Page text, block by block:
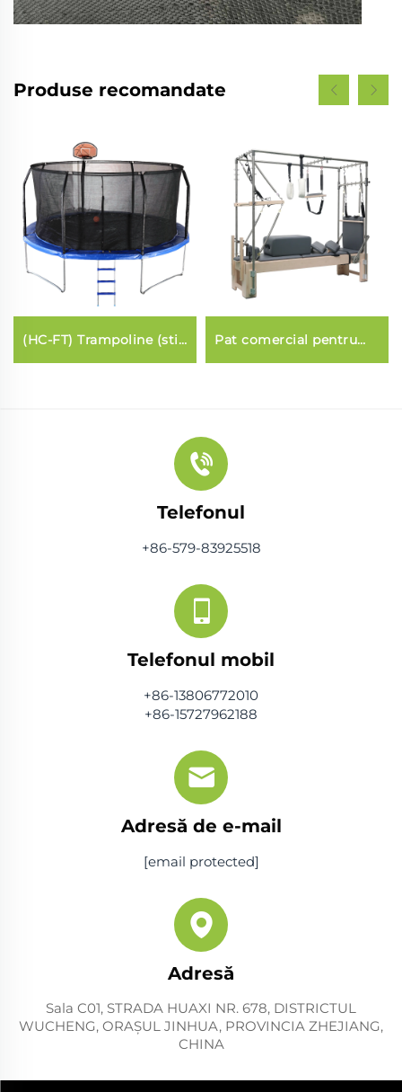
Produse recomandate
(HC-FT) Trampoline (stil
fibraglas)
Pat comercial pentru
Pilates (3 în 1)
Telefonul
+86-579-83925518
Telefonul mobil
+86-13806772010
+86-15727962188
Adresă de e-mail
[email protected]
Adresă
Sala C01, STRADA HUAXI NR. 678, DISTRICTUL
WUCHENG, ORAŞUL JINHUA, PROVINCIA ZHEJIANG,
CHINA